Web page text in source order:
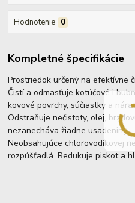
Hodnotenie 0
Kompletné špecifikácie
Prostriedok určený na efektívne
Čistí a odmasťuje kotúčové i
kovové povrchy, súčiastky a
Odstraňuje nečistoty, olej,
nezanecháva žiadne usadeniny.
Neobsahujúce chlorovodíkovej
rozpúšťadlá. Redukuje piskot a